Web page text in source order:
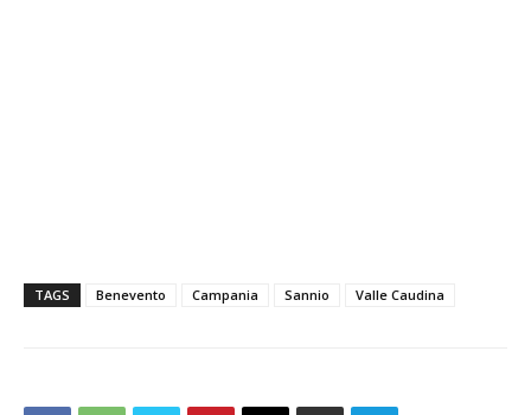
TAGS Benevento Campania Sannio Valle Caudina